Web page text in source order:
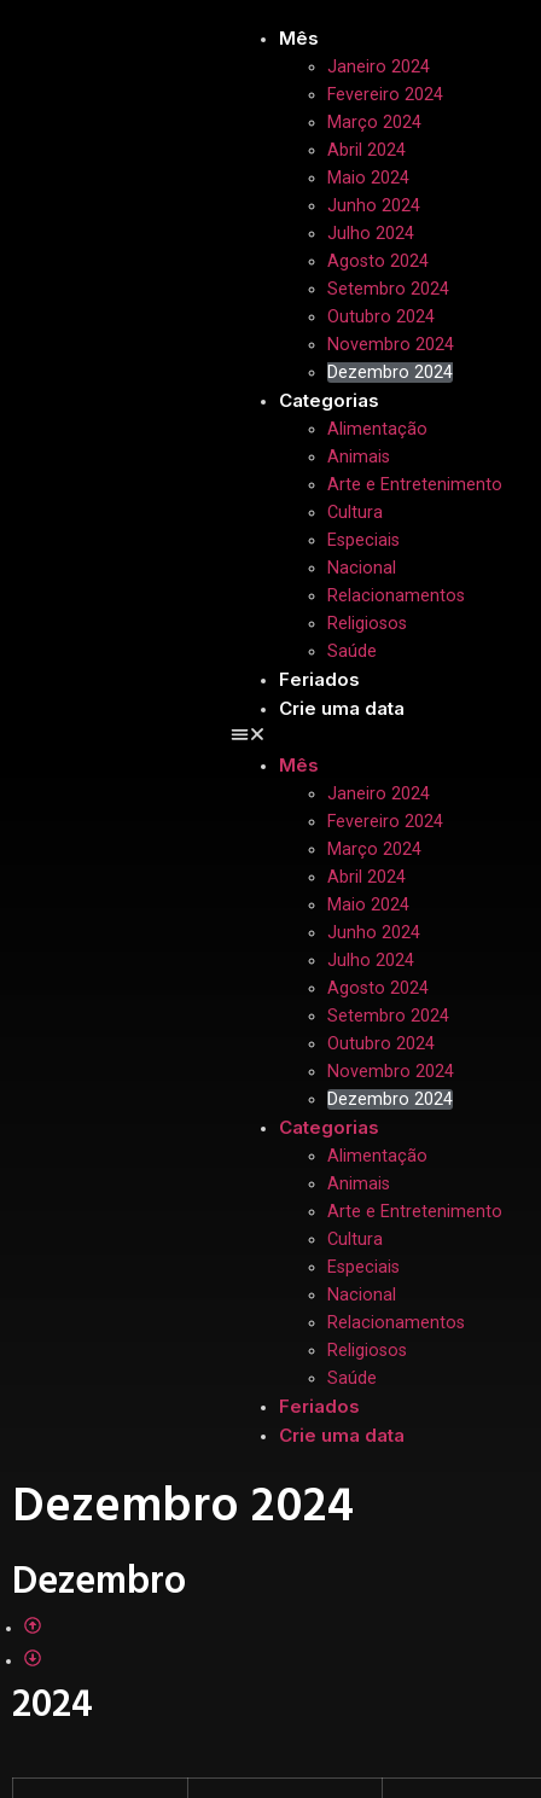
Mês
Janeiro 2024
Fevereiro 2024
Março 2024
Abril 2024
Maio 2024
Junho 2024
Julho 2024
Agosto 2024
Setembro 2024
Outubro 2024
Novembro 2024
Dezembro 2024
Categorias
Alimentação
Animais
Arte e Entretenimento
Cultura
Especiais
Nacional
Relacionamentos
Religiosos
Saúde
Feriados
Crie uma data
Mês
Janeiro 2024
Fevereiro 2024
Março 2024
Abril 2024
Maio 2024
Junho 2024
Julho 2024
Agosto 2024
Setembro 2024
Outubro 2024
Novembro 2024
Dezembro 2024
Categorias
Alimentação
Animais
Arte e Entretenimento
Cultura
Especiais
Nacional
Relacionamentos
Religiosos
Saúde
Feriados
Crie uma data
Dezembro 2024
Dezembro
2024